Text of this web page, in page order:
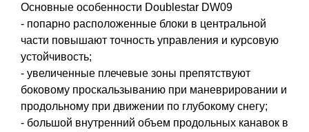
Основные особенности Doublestar DW09
- попарно расположенные блоки в центральной
части повышают точность управления и курсовую
устойчивость;
- увеличенные плечевые зоны препятствуют
боковому проскальзыванию при маневрировании и
продольному при движении по глубокому снегу;
- большой внутренний объем продольных канавок в